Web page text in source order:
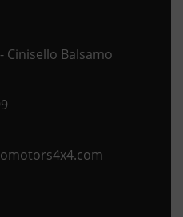
Cinisello Balsamo
Opens